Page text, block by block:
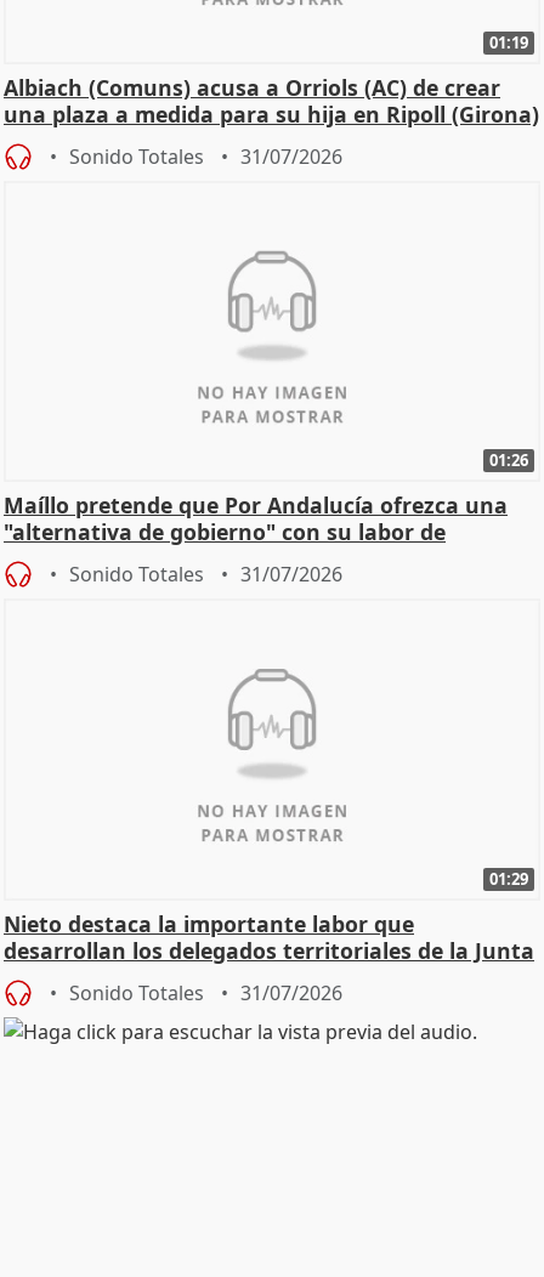
01:19
Albiach (Comuns) acusa a Orriols (AC) de crear
una plaza a medida para su hija en Ripoll (Girona)
Sonido Totales 31/07/2026
01:26
Maíllo pretende que Por Andalucía ofrezca una
"alternativa de gobierno" con su labor de
oposición
Sonido Totales 31/07/2026
01:29
Nieto destaca la importante labor que
desarrollan los delegados territoriales de la Junta
Sonido Totales 31/07/2026